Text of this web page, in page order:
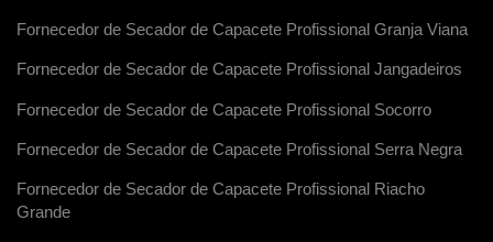
Fornecedor de Secador de Capacete Profissional Granja Viana
Fornecedor de Secador de Capacete Profissional Jangadeiros
Fornecedor de Secador de Capacete Profissional Socorro
Fornecedor de Secador de Capacete Profissional Serra Negra
Fornecedor de Secador de Capacete Profissional Riacho
Grande